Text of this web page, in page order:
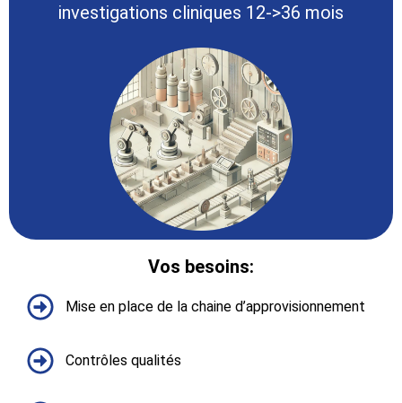
investigations cliniques 12->36 mois
Vos besoins:​
Mise en place de la chaine d’approvisionnement
Contrôles qualités